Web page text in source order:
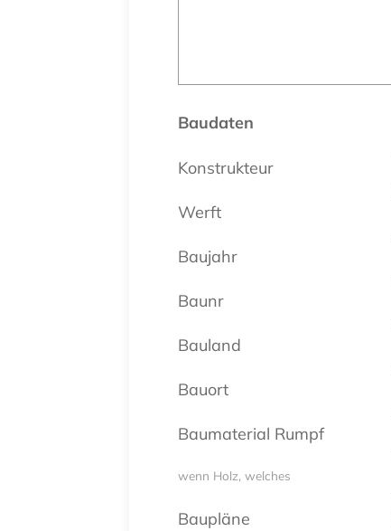
Baudaten
Konstrukteur
Werft
Baujahr
Baunr
Bauland
Bauort
Baumaterial Rumpf
wenn Holz, welches
Baupläne